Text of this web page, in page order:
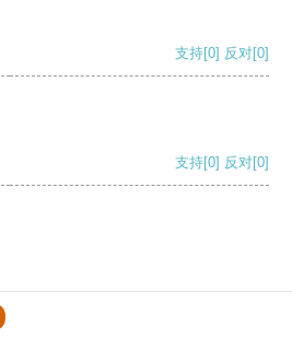
支持[0] 反对[0]
支持[0] 反对[0]